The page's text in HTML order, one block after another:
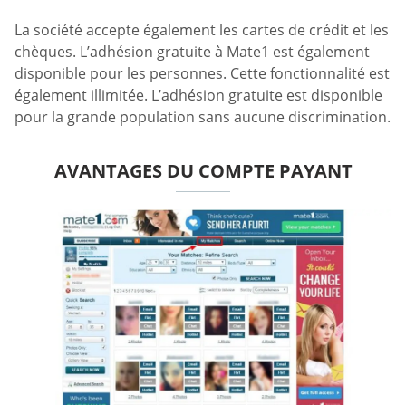
La société accepte également les cartes de crédit et les
chèques. L’adhésion gratuite à Mate1 est également
disponible pour les personnes. Cette fonctionnalité est
également illimitée. L’adhésion gratuite est disponible
pour la grande population sans aucune discrimination.
AVANTAGES DU COMPTE PAYANT